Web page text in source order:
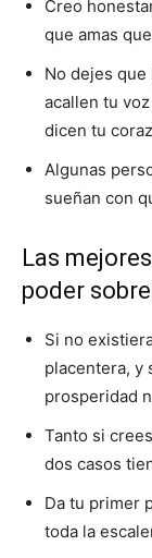
Creo
que amas
No dejes
acallen tu
dicen tu
Algunas
sueñan con
Las
poder
Si no
placentera, y
prosperidad
Tanto si
dos casos
Da tu primer
toda la